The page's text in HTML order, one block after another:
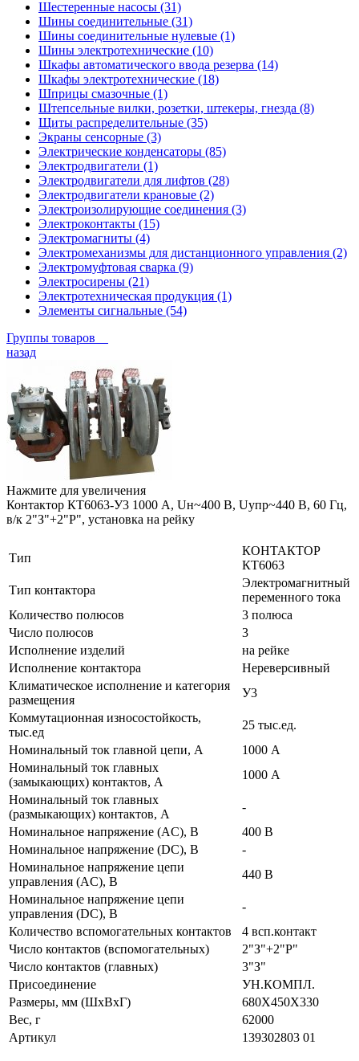
Шестеренные насосы (31)
Шины соединительные (31)
Шины соединительные нулевые (1)
Шины электротехнические (10)
Шкафы автоматического ввода резерва (14)
Шкафы электротехнические (18)
Шприцы смазочные (1)
Штепсельные вилки, розетки, штекеры, гнезда (8)
Щиты распределительные (35)
Экраны сенсорные (3)
Электрические конденсаторы (85)
Электродвигатели (1)
Электродвигатели для лифтов (28)
Электродвигатели крановые (2)
Электроизолирующие соединения (3)
Электроконтакты (15)
Электромагниты (4)
Электромеханизмы для дистанционного управления (2)
Электромуфтовая сварка (9)
Электросирены (21)
Электротехническая продукция (1)
Элементы сигнальные (54)
Группы товаров
назад
Нажмите для увеличения
Контактор КТ6063-У3 1000 А, Uн~400 В, Uупр~440 В, 60 Гц,
в/к 2"З"+2"Р", установка на рейку
Тип
КОНТАКТОР
КТ6063
Тип контактора
Электромагнитный
переменного тока
Количество полюсов
3 полюса
Число полюсов
3
Исполнение изделий
на рейке
Исполнение контактора
Нереверсивный
Климатическое исполнение и категория
размещения
У3
Коммутационная износостойкость,
тыс.ед
25 тыс.ед.
Номинальный ток главной цепи, А
1000 А
Номинальный ток главных
(замыкающих) контактов, А
1000 А
Номинальный ток главных
(размыкающих) контактов, А
-
Номинальное напряжение (AC), В
400 В
Номинальное напряжение (DC), В
-
Номинальное напряжение цепи
управления (AC), В
440 В
Номинальное напряжение цепи
управления (DC), В
-
Количество вспомогательных контактов
4 всп.контакт
Число контактов (вспомогательных)
2"З"+2"Р"
Число контактов (главных)
3"З"
Присоединение
УН.КОМПЛ.
Размеры, мм (ШхВхГ)
680Х450Х330
Вес, г
62000
Артикул
139302803 01